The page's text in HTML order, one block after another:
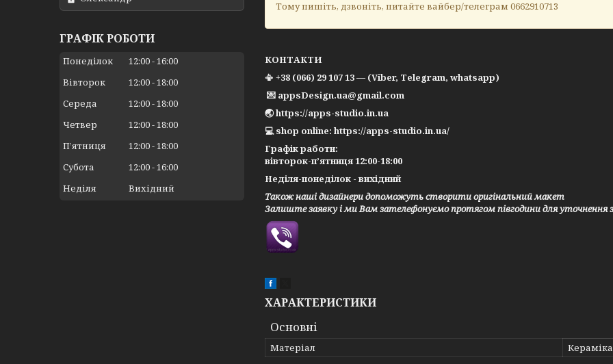
Тому пишіть, дзвоніть, питайте вайбер/телеграм 0662910713
КОНТАКТИ
📳 +38 (066) 29 107 13 — (Viber, Telegram, whatsapp)
💌 appsDesign.ua@gmail.com
🌏 https://apps-studio.in.ua
💻 shop online: https://apps-studio.in.ua/
Графік работи:
вівторок-п’ятниця 12:00-18:00
Неділя-понеділок - вихідний
Також наші дизайнери допоможуть створити оригінальний макет
Залиште заявку і ми Вам зателефонуємо протягом півгодини для уточнення
ХАРАКТЕРИСТИКИ
Основні
Матеріал Кераміка
ГРАФІК РОБОТИ
Понеділок 12:00 16:00
Вівторок
12:00 18:00
Середа
12:00 18:00
Четвер
12:00 18:00
Пʼятниця
12:00 18:00
Субота
12:00 16:00
Неділя
Вихідний